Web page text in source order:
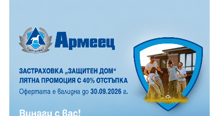
бъде начислена нова сума. При проверка показвате
същото устройство, с което сте валидирали.
Пътуването е по-лесно, по-бързо и по-удобно за
От 6 август хартиеният билет за обществения
транспорт в Габрово става електронен, с което ерата
на хартиените билети в приключва.
Новата